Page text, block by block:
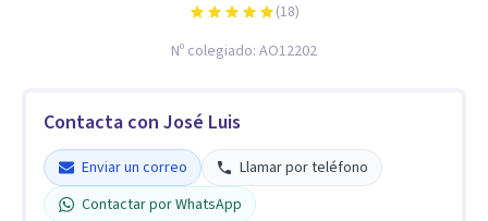
(18)
Nº colegiado: AO12202
Contacta con José Luis
Enviar un correo
Llamar por teléfono
Contactar por WhatsApp